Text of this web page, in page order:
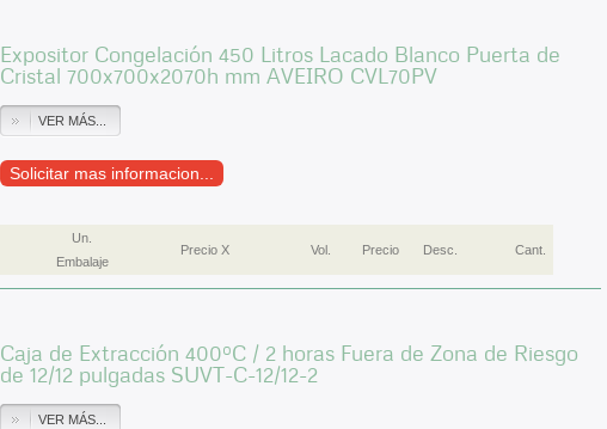
Expositor Congelación 450 Litros Lacado Blanco Puerta de
Cristal 700x700x2070h mm AVEIRO CVL70PV
VER MÁS...
Solicitar mas informacion...
Un.
Embalaje
Precio X Vol. Precio Desc. Cant.
Caja de Extracción 400ºC / 2 horas Fuera de Zona de Riesgo
de 12/12 pulgadas SUVT-C-12/12-2
VER MÁS...